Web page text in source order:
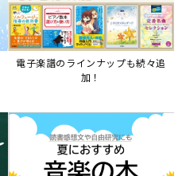
電子楽譜のラインナップも続々追
加！